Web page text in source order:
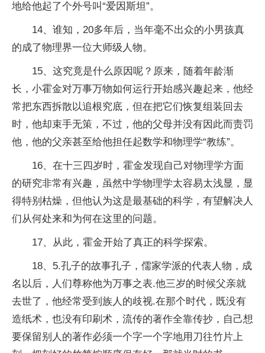
地给他起了个外号叫“爱因斯坦”。
14、谁知，20多年后，当年毫不出众的小男孩真
的成了物理界一位大师级人物。
15、这究竟是什么原因呢？原来，随着年龄渐
长，小霍金对万事万物如何运行开始感兴趣起来，他经
常把东西拆散以追根究底，但在把它们恢复组装回去
时，他却束手无策，不过，他的父母并没有因此而责罚
他，他的父亲甚至给他担任起数学和物理学“教练”。
16、在十三四岁时，霍金发现自己对物理学方面
的研究非常有兴趣，虽然中学物理学太容易太浅显，显
得特别枯燥，但他认为这是最基础的科学，有望解决人
们从何处来和为何在这里的问题。
17、从此，霍金开始了真正的科学探索。
18、5.孔子的故事孔子，儒家学派的代表人物，成
名以后，人们尊称他为万事之表.他三岁的时候父亲就
去世了，他经常受到族人的歧视.在那个时代，既没有
造纸术，也没有印刷术，流传的著作全靠传抄，自己想
要保留别人的著作必须一个字一个字地用刀往竹片上